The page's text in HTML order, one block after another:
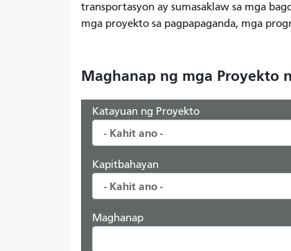
transportasyon ay sumasaklaw sa mga
mga proyekto sa pagpapaganda, mga
Maghanap ng mga Proyekto
Katayuan ng Proyekto
Kapitbahayan
Maghanap